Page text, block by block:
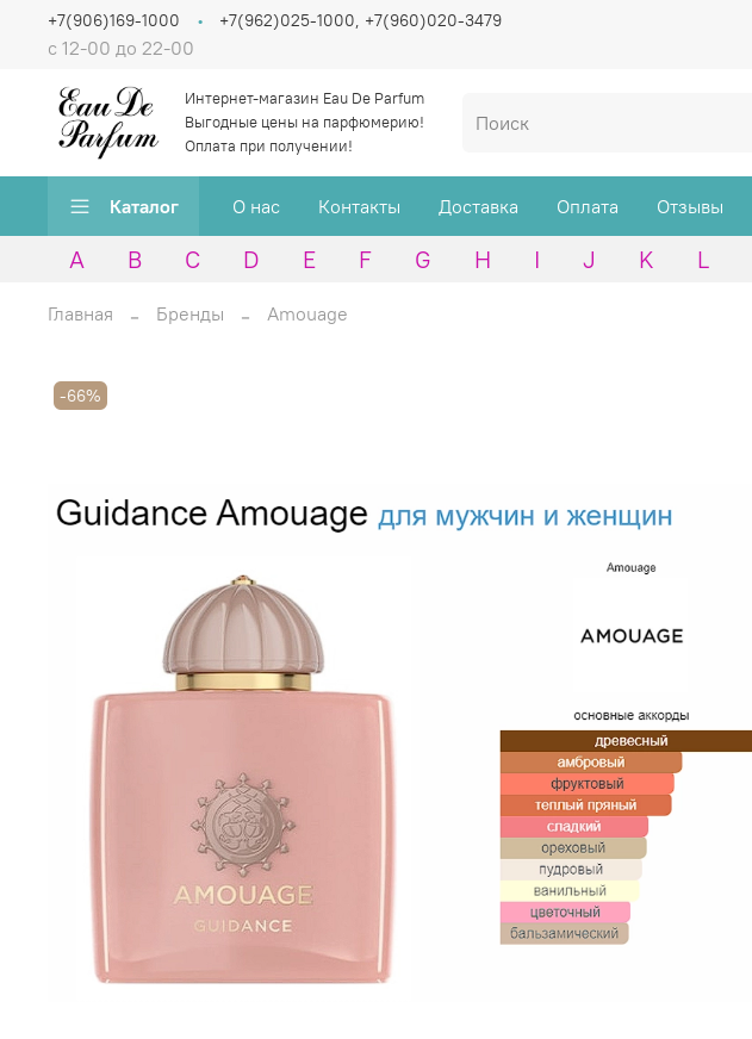
с 12-00 до 22-00
+7(906)169-1000 +7(962)025-1000, +7(960)020-3479
Интернет-магазин Eau De Parfum
Выгодные цены на парфюмерию!
Оплата при получении!
Каталог О нас Контакты Доставка Оплата Отзывы
A B C D E F G H I J K L
Главная Бренды Amouage
-66%